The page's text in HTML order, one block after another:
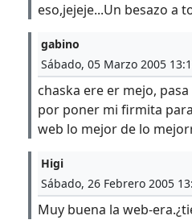
eso,jejeje...Un besazo a
gabino
Sábado, 05 Marzo 2005
chaska ere er mejo,
por poner mi firmita
web lo mejor de lo
Higi
Sábado, 26 Febrero 2005
Muy buena la web-